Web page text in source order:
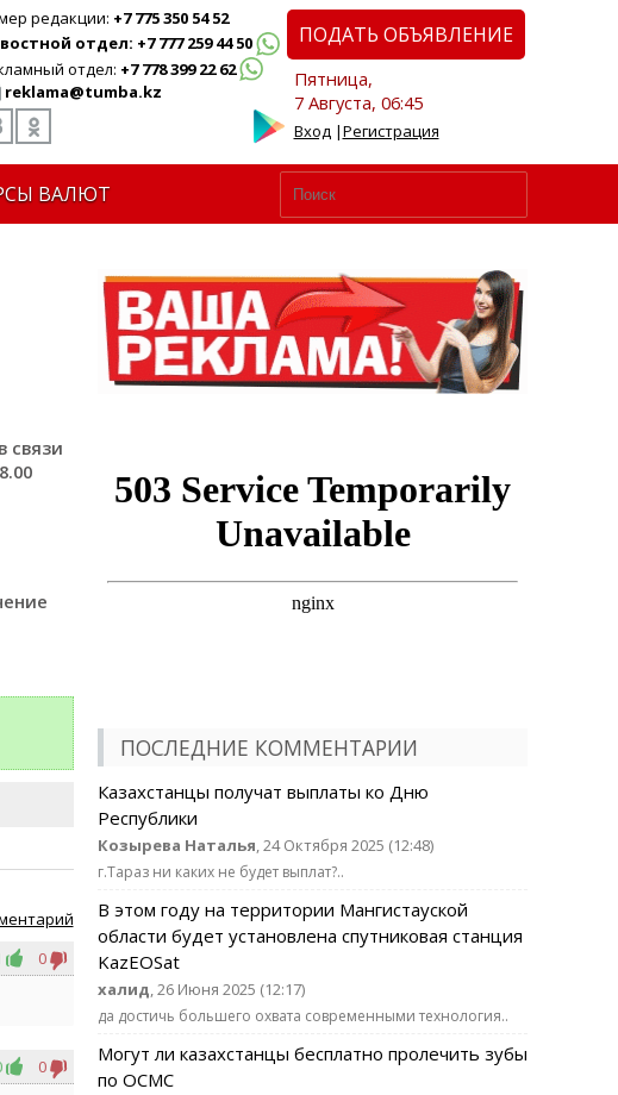
редакции: +7 775 350 54 52
отдел: +7 777 259 44 50
отдел: +7 778 399 22 62
reklama@tumba.kz
ПОДАТЬ ОБЪЯВЛЕНИЕ
Пятница,
7 Августа, 06:45
Вход|Регистрация
ВАЛЮТ
связи
0
0
ПОСЛЕДНИЕ КОММЕНТАРИИ
Казахстанцы получат выплаты ко Дню
Республики
Козырева Наталья, 24 Октября 2025 (12:48)
г.Тараз ни каких не будет выплат?..
В этом году на территории Мангистауской
области будет установлена спутниковая станция
KazEOSat
халид, 26 Июня 2025 (12:17)
да достичь большего охвата современными технология..
Могут ли казахстанцы бесплатно пролечить зубы
по ОСМС